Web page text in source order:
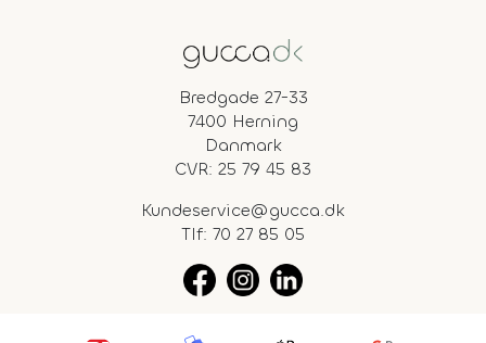
Bredgade 27-33
7400 Herning
Danmark
CVR: 25 79 45 83
Kundeservice@gucca.dk
Tlf: 70 27 85 05